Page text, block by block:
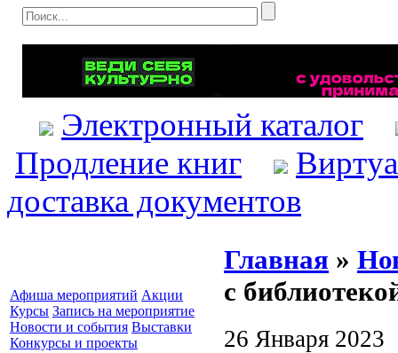
Электронный каталог
Продление книг
доставка документов
Афиша мероприятий Акции
Курсы Запись на мероприятие
Новости и события Выставки
Конкурсы и проекты
Главная »
с
26 Января 2023